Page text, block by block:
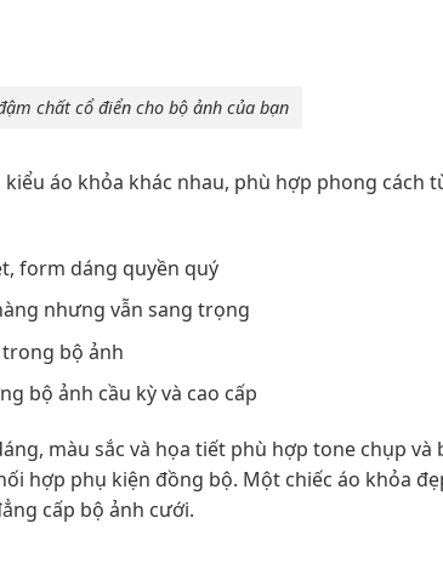
chất cổ điển cho bộ ảnh của bạn
áo khỏa khác nhau, phù hợp phong cách
form dáng quyền quý
nhưng vẫn sang trọng
bộ ảnh
bộ ảnh cầu kỳ và cao cấp
màu sắc và họa tiết phù hợp tone chụp và
hợp phụ kiện đồng bộ. Một chiếc áo khỏa
cấp bộ ảnh cưới.